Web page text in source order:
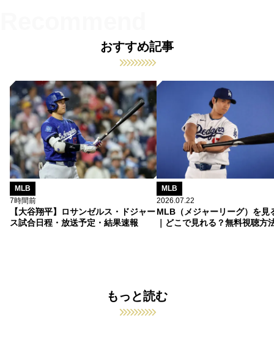
おすすめ記事
MLB
7時間前
【大谷翔平】ロサンゼルス・ドジャー
ス試合日程・放送予定・結果速報
MLB
2026.07.22
MLB（メジャーリーグ）を見
｜どこで見れる？無料視聴方
もっと読む